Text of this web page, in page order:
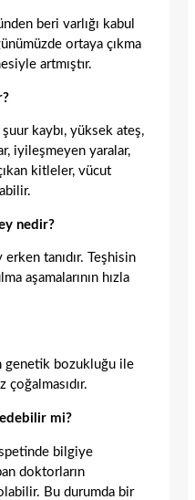
beri varlığı kabul
ortaya çıkma
artmıştır.
şuur kaybı, yüksek ateş,
iyileşmeyen yaralar,
kitleler, vücut
nedir?
tanıdır. Teşhisin
aşamalarının hızla
genetik bozukluğu ile
mi?
bilgiye
doktorların
Bu durumda bir